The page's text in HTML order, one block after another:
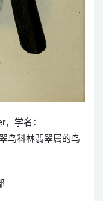
，学名：
鸟科林翡翠属的鸟